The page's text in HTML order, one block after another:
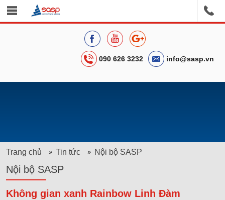
info@sasp.vn
090 626 3232
Trang chủ Tin tức Nội bộ SASP
Nội bộ SASP
Không gian xanh Rainbow Linh Đàm